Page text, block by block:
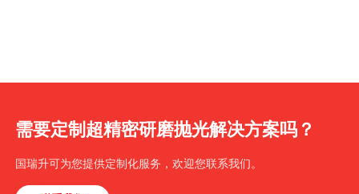
需要定制超精密研磨抛光解决方案吗？
国瑞升可为您提供定制化服务，欢迎您联系我们。